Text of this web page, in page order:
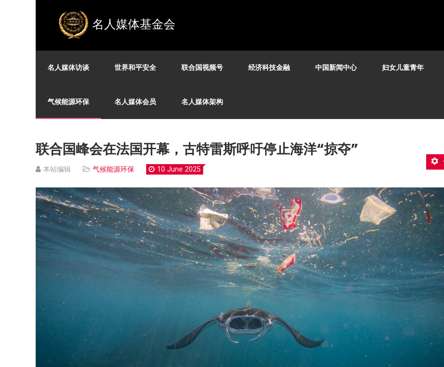
名人媒体基金会
名人媒体访谈 世界和平安全 联合国视频号 经济科技金融 中国新闻中心 妇女儿童青年
气候能源环保 名人媒体会员 名人媒体架构
联合国峰会在法国开幕，古特雷斯呼吁停止海洋“掠夺”
本站编辑 气候能源环保 10 June 2025